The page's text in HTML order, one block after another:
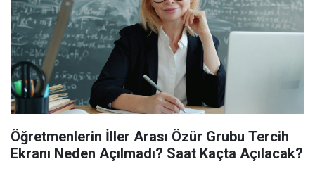
Öğretmenlerin İller Arası Özür Grubu Tercih
Ekranı Neden Açılmadı? Saat Kaçta Açılacak?